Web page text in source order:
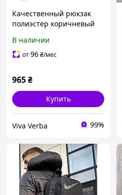
Качественный рюкзак
полиэстер коричневый
(Китай)
В наличии
от96₴/мес
965₴
Купить
Viva Verba 99%